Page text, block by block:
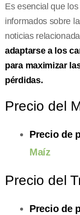
Es esencial que
informados sobre
noticias
adaptarse a los
para maximizar
pérdidas.
Precio del
Precio de
Maíz
Precio del
Precio de